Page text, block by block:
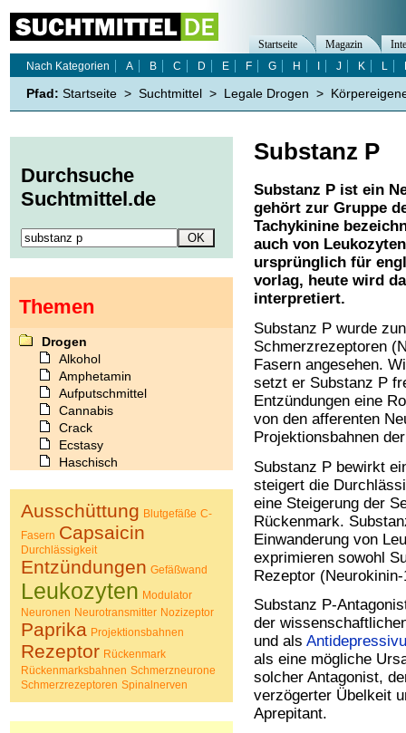
Substanz P
Substanz P ist ein
gehört zur Gruppe
Tachykinine
auch von
ursprünglich für
vorlag, heute wird
interpretiert.
Substanz P wurde
Schmerzrezeptoren
Fasern angesehen.
setzt er Substanz P
Entzündungen eine
von den afferenten
Projektionsbahnen
Substanz P bewirkt
steigert die
eine Steigerung der
Rückenmark.
Einwanderung von
exprimieren sowohl
Rezeptor
Substanz P-
der
und als
als eine mögliche
solcher Antagonist,
verzögerter Übelkeit
Aprepitant.
Startseite Magazin
Nach Kategorien
A B C D E F G H J K L
Pfad: Startseite > Suchtmittel > Legale Drogen >
Durchsuche
Suchtmittel.de
Themen
Drogen
Alkohol
Amphetamin
Aufputschmittel
Cannabis
Crack
Ecstasy
Haschisch
Koffein
Kokain
Lachgas
LSD
Marihuana
Medikamente
Meskalin
Metamphetamin
Methadon
Morphin
Muskatnuss
Nikotin
Opium
Ausschüttung Blutgefäße C-
Fasern Capsaicin
Durchlässigkeit
Entzündungen Gefäßwand
Leukozyten Modulator
Neuronen Neurotransmitter Nozizeptor
Paprika Projektionsbahnen
Rezeptor Rückenmark
Rückenmarksbahnen Schmerzneurone
Schmerzrezeptoren Spinalnerven